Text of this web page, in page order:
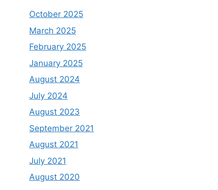
October 2025
March 2025
February 2025
January 2025
August 2024
July 2024
August 2023
September 2021
August 2021
July 2021
August 2020